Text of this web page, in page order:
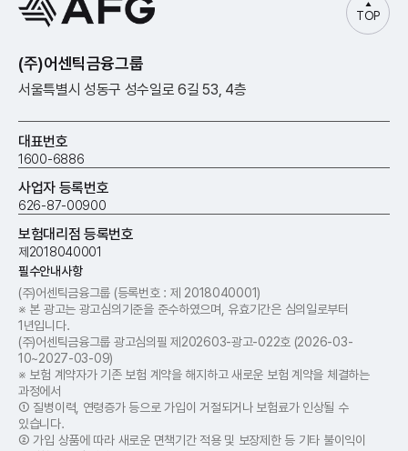
TOP
(주)어센틱금융그룹
서울특별시 성동구 성수일로 6길 53, 4층
대표번호
1600-6886
사업자 등록번호
626-87-00900
보험대리점 등록번호
제2018040001
필수안내사항
(주)어센틱금융그룹 (등록번호 : 제 2018​040001)
※ 본 광고는 광고심의기준을 준수하였으며, 유효기간은 심의일로부터
1년입니다.
(주)어센틱금융그룹 광고심의필 제202603-광고-022호 (2026-03-
10~2027-03-09)
※ 보험 계약자가 기존 보험 계약을 해지하고 새로운 보험 계약을 체결하는
과정에서
① 질병이력, 연령증가 등으로 가입이 거절되거나 보험료가 인상될 수
있습니다.
② 가입 상품에 따라 새로운 면책기간 적용 및 보장제한 등 기타 불이익이